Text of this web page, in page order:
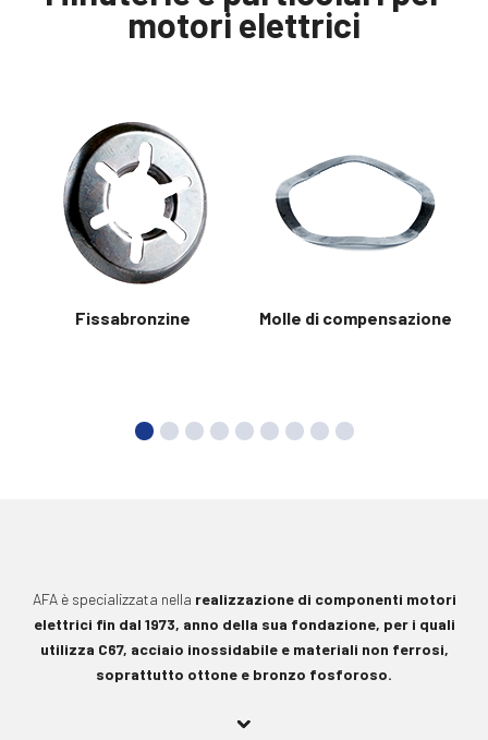
motori elettrici
Fissabronzine Molle di compensazione
AFA è specializzata nella realizzazione di componenti motori
elettrici fin dal 1973, anno della sua fondazione, per i quali
utilizza C67, acciaio inossidabile e materiali non ferrosi,
soprattutto ottone e bronzo fosforoso.